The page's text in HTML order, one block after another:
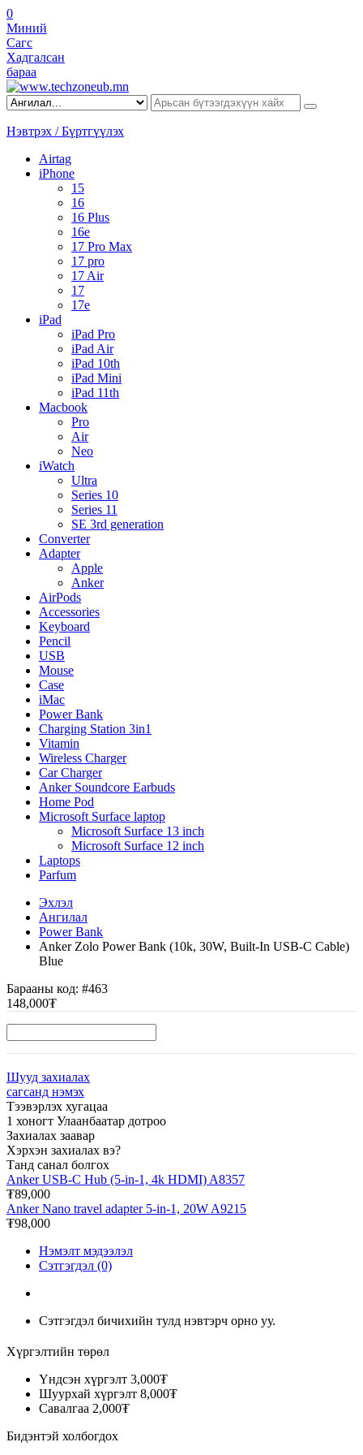
0
Миний
Сагс
Хадгалсан
бараа
Нэвтрэх / Бүртгүүлэх
Airtag
iPhone
15
16
16 Plus
16e
17 Pro Max
17 pro
17 Air
17
17e
iPad
iPad Pro
iPad Air
iPad 10th
iPad Mini
iPad 11th
Macbook
Pro
Air
Neo
iWatch
Ultra
Series 10
Series 11
SE 3rd generation
Converter
Adapter
Apple
Anker
AirPods
Accessories
Keyboard
Pencil
USB
Mouse
Case
iMac
Power Bank
Charging Station 3in1
Vitamin
Wireless Charger
Car Charger
Anker Soundcore Earbuds
Home Pod
Microsoft Surface laptop
Microsoft Surface 13 inch
Microsoft Surface 12 inch
Laptops
Parfum
Эхлэл
Ангилал
Power Bank
Anker Zolo Power Bank (10k, 30W, Built-In USB-C Cable)
Blue
Барааны код: #463
148,000₮
Шууд захиалах
сагсанд нэмэх
Тээвэрлэх хугацаа
1 хоногт Улаанбаатар дотроо
Захиалах заавар
Хэрхэн захиалах вэ?
Танд санал болгох
Anker USB-C Hub (5-in-1, 4k HDMI) A8357
₮89,000
Anker Nano travel adapter 5-in-1, 20W A9215
₮98,000
Нэмэлт мэдээлэл
Сэтгэгдэл (0)
Сэтгэгдэл бичихийн тулд нэвтэрч орно уу.
Хүргэлтийн төрөл
Үндсэн хүргэлт 3,000₮
Шуурхай хүргэлт 8,000₮
Савалгаа 2,000₮
Бидэнтэй холбогдох